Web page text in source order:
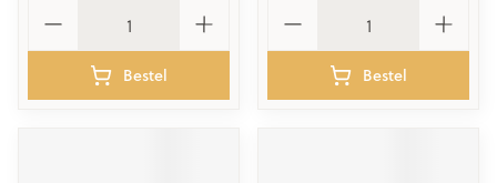
Bestel Bestel